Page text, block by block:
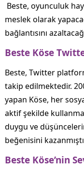
Beste, oyunculuk
meslek olarak
bağlantısını
Beste Köse
Beste, Twitter
takip edilmektedir.
yapan Köse, her
aktif şekilde
duygu ve
beğenisini
Beste Köse’nin